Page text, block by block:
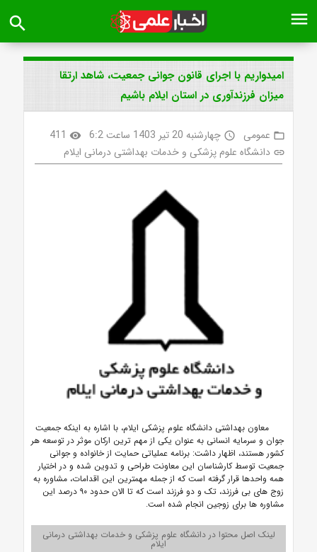
menu
search
امیدواریم با اجرای قانون جوانی جمعیت، شاهد ارتقا
میزان فرزندآوری در استان ایلام باشیم
folder_open عمومی access_time چهارشنبه 20 تیر 1403 ساعت 6:2 visibility
411
link دانشگاه علوم پزشکی و خدمات بهداشتی درمانی ایلام
معاون بهداشتی دانشگاه علوم پزشکی ایلام، با اشاره به اینکه جمعیت
جوان و سرمایه انسانی به عنوان یکی از مهم ترین ارکان موثر در توسعه هر
کشور هستند، اظهار داشت: برنامه عملیاتی حمایت از خانواده و جوانی
جمعیت توسط کارشناسان این معاونت طراحی و تدوین شده و در اختیار
همه واحدها قرار گرفته است که از جمله مهمترین این اقدامات، مشاوره به
زوج های بی فرزند، تک و دو فرزند است که تا الان حدود ۹۰ درصد این
مشاوره ها برای زوجین انجام شده است.
لینک اصل محتوا در دانشگاه علوم پزشکی و خدمات بهداشتی درمانی
ایلام